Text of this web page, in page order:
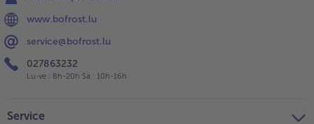
www.bofrost.lu
service@bofrost.lu
027863232
Lu-ve : 8h-20h Sa : 10h-16h
Service